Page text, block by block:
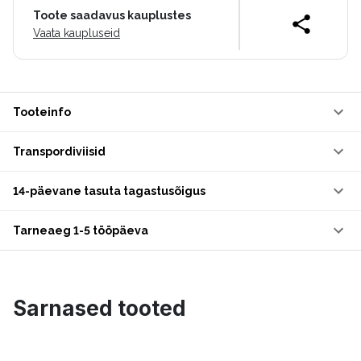
Toote saadavus kauplustes
Vaata kaupluseid
Tooteinfo
Transpordiviisid
14-päevane tasuta tagastusõigus
Tarneaeg 1-5 tööpäeva
Sarnased tooted